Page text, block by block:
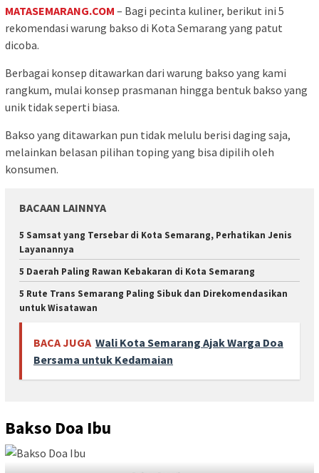
MATASEMARANG.COM – Bagi pecinta kuliner, berikut ini 5
rekomendasi warung bakso di Kota Semarang yang patut
dicoba.
Berbagai konsep ditawarkan dari warung bakso yang kami
rangkum, mulai konsep prasmanan hingga bentuk bakso yang
unik tidak seperti biasa.
Bakso yang ditawarkan pun tidak melulu berisi daging saja,
melainkan belasan pilihan toping yang bisa dipilih oleh
konsumen.
BACAAN LAINNYA
5 Samsat yang Tersebar di Kota Semarang, Perhatikan Jenis
Layanannya
5 Daerah Paling Rawan Kebakaran di Kota Semarang
5 Rute Trans Semarang Paling Sibuk dan Direkomendasikan
untuk Wisatawan
BACA JUGA Wali Kota Semarang Ajak Warga Doa
Bersama untuk Kedamaian
Bakso Doa Ibu